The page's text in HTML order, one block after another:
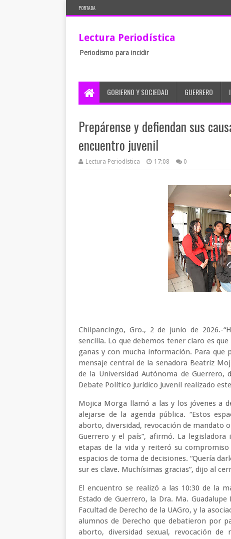
PORTADA
Lectura Periodística
Periodismo para incidir
GOBIERNO Y SOCIEDAD GUERRERO
Prepárense y defiendan sus
encuentro juvenil
Lectura Periodística 17:08 0
Chilpancingo, Gro., 2 de junio de 2026.-
sencilla. Lo que debemos tener claro es
ganas y con mucha información. Para que
mensaje central de la senadora Beatriz
de la Universidad Autónoma de
Debate Político Jurídico Juvenil realizado
Mojica Morga llamó a las y los jóvenes a
alejarse de la agenda pública. “Estos
aborto, diversidad, revocación de mandato
Guerrero y el país”, afirmó. La
etapas de la vida y reiteró su
espacios de toma de decisiones. “Quería
sur es clave. Muchísimas gracias”, dijo al
El encuentro se realizó a las 10:30 de la
Estado de Guerrero, la Dra. Ma.
Facultad de Derecho de la UAGro, y la
alumnos de Derecho que debatieron por
aborto, diversidad sexual, revocación